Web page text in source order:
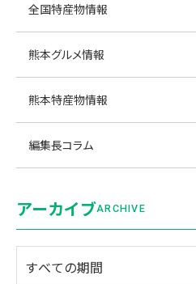
全国特産物情報
熊本グルメ情報
熊本特産物情報
編集長コラム
アーカイブARCHIVE